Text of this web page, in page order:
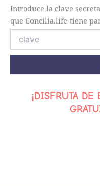
Introduce la clave
que Concilia.life tiene
¡DISFRUTA